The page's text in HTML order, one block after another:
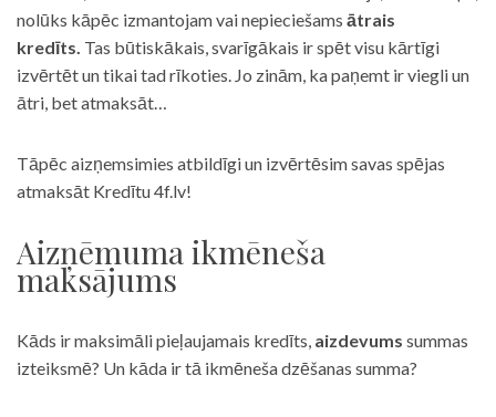
nolūks kāpēc izmantojam vai nepieciešams ātrais
kredīts. Tas būtiskākais, svarīgākais ir spēt visu kārtīgi
izvērtēt un tikai tad rīkoties. Jo zinām, ka paņemt ir viegli un
ātri, bet atmaksāt…
Tāpēc aizņemsimies atbildīgi un izvērtēsim savas spējas
atmaksāt Kredītu 4f.lv!
Aizņēmuma ikmēneša
maksājums
Kāds ir maksimāli pieļaujamais kredīts, aizdevums summas
izteiksmē? Un kāda ir tā ikmēneša dzēšanas summa?